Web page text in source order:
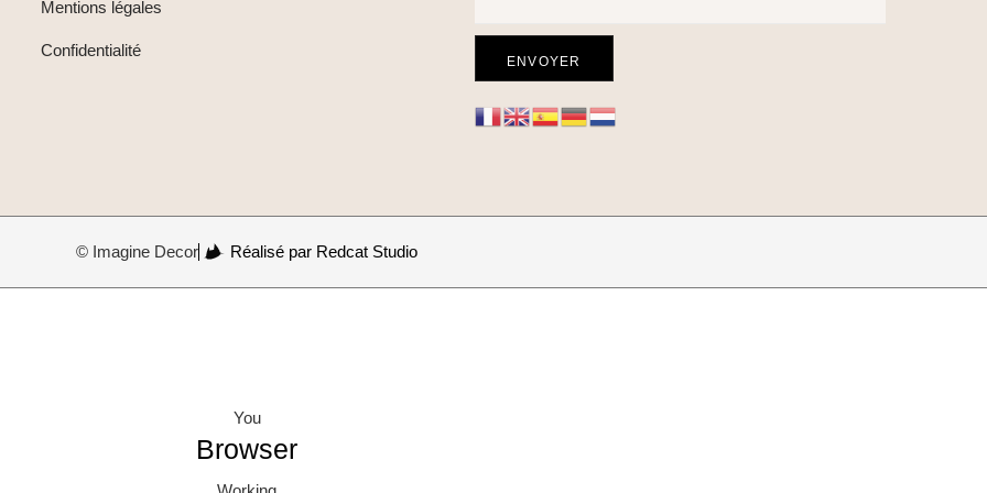
Mentions légales
Confidentialité
© Imagine Decor Réalisé par Redcat Studio
You
Browser